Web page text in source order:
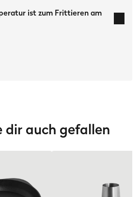
ist zum Frittieren am
dir auch gefallen